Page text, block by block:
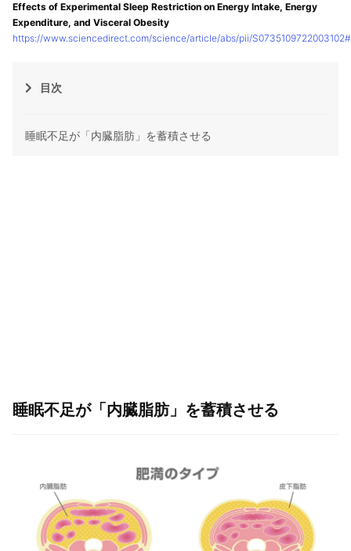
Effects of Experimental Sleep Restriction on Energy Intake, Energy
Expenditure, and Visceral Obesity
https://www.sciencedirect.com/science/article/abs/pii/
目次
睡眠不足が「内臓脂肪」を蓄積させる
睡眠不足が「内臓脂肪」を蓄積させる